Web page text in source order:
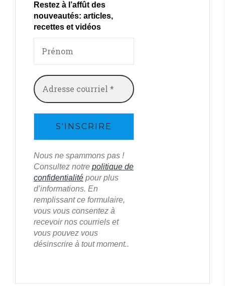
Restez à l’affût des
nouveautés: articles,
recettes et vidéos
Nous ne spammons pas !
Consultez notre politique de
confidentialité pour plus
d’informations. En
remplissant ce formulaire,
vous vous consentez à
recevoir nos courriels et
vous pouvez vous
désinscrire à tout moment..